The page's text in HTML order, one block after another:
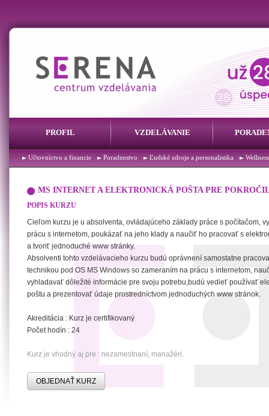
PROFIL VZDELÁVANIE
Účtovníctvo a financie Poradenstvo Ľudské zdroje a personalistika
MS INTERNET A ELEKTRONICKÁ POŠTA PRE
POPIS KURZU
Cieľom kurzu je u absolventa, ovládajúceho základy práce s počítačom,
prácu s internetom, poukázať na jeho klady a naučiť ho pracovať s
a tvoriť jednoduché www stránky.
Absolventi tohto vzdelávacieho kurzu budú oprávnení samostatne
technikou pod OS MS Windows so zameraním na prácu s internetom,
vyhladavať dôležité informácie pre svoju potrebu,budú vedieť používať
poštu a prezentovať údaje prostredníctvom jednoduchých www stránok.
Akreditácia : Kurz je certifikovaný
Počet hodín : 24
Kurz je vhodný aj pre : nezamestnaní, manažéri.
OBJEDNAŤ KURZ